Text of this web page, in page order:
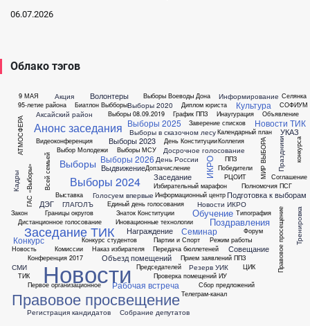
06.07.2026
Облако тэгов
9 МАЯ
95-летие района
АТМОСФЕРА
Аксайский район
Акция
Анонс заседания
Биатлон
Видеоконференция
Волонтеры
Всей семьей
Выбборы
Выбор Молодежи
Выборы
Выборы 08.09.2019
Выборы 2020
Выборы 2023
Выборы 2024
Выборы 2025
Выборы 2026
Выборы Воеводы Дона
Выборы МСУ
Выборы в сказочном лесу
Выдвижение
Выставка
ГАС «Выборы» ГЛАГОЛЪ
Голосуем впервые
Границы округов
График ППЗ
ДЭГ
День Конституции
День России
Диплом юриста
Дистанционное голосование
Допзачисление
Досрочное голосование
Единый день голосования
Заверение списков
Закон
Заседание
Заседание ТИК
Знаток Конституции
ИКРО
Избирательный марафон
Инаугурация
Иновационные технологии
Информационный центр
Информирование
Кадры
Календарный план
Коллегия
Комиссии
Конкурс
Конкурс студентов
Конференция 2017
Культура
МИР ВЫБОРА
Награждение
Наказ избирателя
Новости
Новости ИКРО
Новости ТИК
Новость
Обучение
Объезд помещений
Объявление
ППЗ
Партии и Спорт
Первое организационное
Передача бюллетеней
Победители
Подготовка к выборам
Поздравления
Полномочия ПСГ
Правовое просвещение
Правовое просещение
Праздники
Председателей
Прием заявлений ППЗ
Проверка помещений ИУ
РЦОИТ
Рабочая встреча
Регистрация кандидатов
Режим работы
Резерв УИК
СМИ
СОФИУМ
Сбор предложений
Селянка
Семинар
Собрание депутатов
Совещание
Соглашение
ТИК
Телеграм-канал
Типография Тренировка
УКАЗ
Форум
ЦИК
конкурса